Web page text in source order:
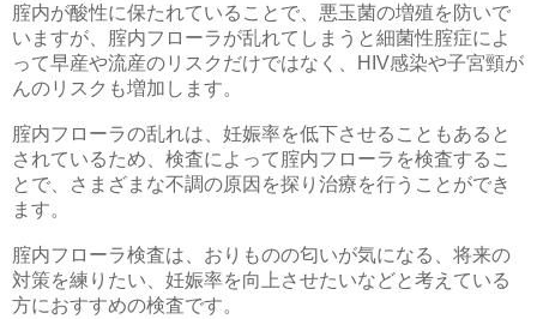
腟内が酸性に保たれていることで、悪玉菌の増殖を防いで
いますが、腟内フローラが乱れてしまうと細菌性腟症によ
って早産や流産のリスクだけではなく、HIV感染や子宮頸が
んのリスクも増加します。
腟内フローラの乱れは、妊娠率を低下させることもあると
されているため、検査によって腟内フローラを検査するこ
とで、さまざまな不調の原因を探り治療を行うことができ
ます。
腟内フローラ検査は、おりものの匂いが気になる、将来の
対策を練りたい、妊娠率を向上させたいなどと考えている
方におすすめの検査です。